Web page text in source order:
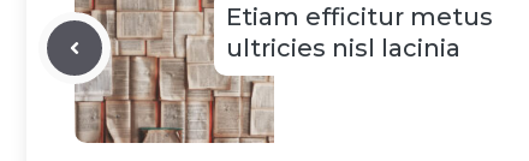
Etiam efficitur metus
ultricies nisl lacinia